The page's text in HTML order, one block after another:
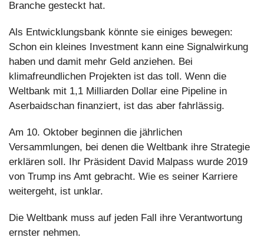
Branche gesteckt hat.
Als Entwicklungsbank könnte sie einiges bewegen:
Schon ein kleines Investment kann eine Signalwirkung
haben und damit mehr Geld anziehen. Bei
klimafreundlichen Projekten ist das toll. Wenn die
Weltbank mit 1,1 Milliarden Dollar eine Pipeline in
Aserbaidschan finanziert, ist das aber fahrlässig.
Am 10. Oktober beginnen die jährlichen
Versammlungen, bei denen die Weltbank ihre Strategie
erklären soll. Ihr Präsident David Malpass wurde 2019
von Trump ins Amt gebracht. Wie es seiner Karriere
weitergeht, ist unklar.
Die Weltbank muss auf jeden Fall ihre Verantwortung
ernster nehmen.